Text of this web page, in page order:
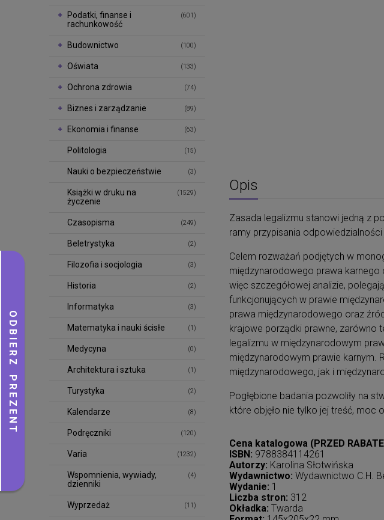
Podatki, finanse i
rachunkowość
(601)
Budownictwo (100)
Oświata (133)
Ochrona zdrowia (74)
Biznes i zarządzanie (89)
Ekonomia i finanse (63)
Politologia (15)
Nauki o bezpieczeństwie (3)
Książki w druku na
życzenie
(1529)
Czasopisma (249)
Beletrystyka (2)
Filozofia i socjologia (3)
Historia (2)
Informatyka (3)
Matematyka i nauki ścisłe (1)
Medycyna (0)
Architektura i sztuka (1)
Turystyka (2)
Kalendarze (8)
Podręczniki (120)
Varia (1232)
Wspomnienia, wywiady,
dzienniki
(4)
Wyprzedaż (11)
Opis
Zasada legalizmu stanowi jedną z
ramy przypisania
Celem rozważań podjętych w
międzynarodowego prawa
więc szczegółowej analizie,
funkcjonujących w prawie
prawa międzynarodowego oraz
krajowe porządki prawne, zarówno
legalizmu w międzynarodowym
międzynarodowym prawie karnym.
międzynarodowego, jak i
Pogłębione badania pozwoliły na
które objęło nie tylko jej treść, moc
Cena katalogowa (PRZED
ISBN: 9788384114261
Autorzy: Karolina Słotwińska
Wydawnictwo: Wydawnictwo C.H.
Wydanie: 1
Liczba stron: 312
Okładka: Twarda